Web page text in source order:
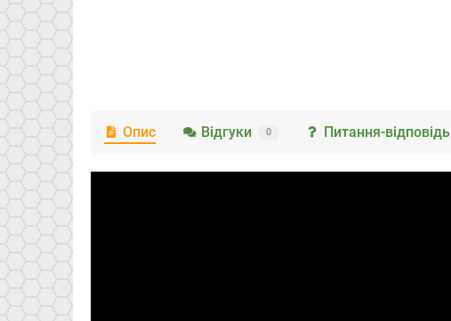
Опис Відгуки 0 Питання-відповідь